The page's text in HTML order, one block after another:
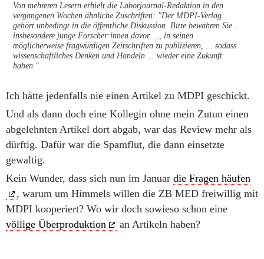
Von mehreren Lesern erhielt die Laborjournal-Redaktion in den
vergangenen Wochen ähnliche Zuschriften: "Der MDPI-Verlag
gehört unbedingt in die öffentliche Diskussion. Bitte bewahren Sie ...
insbesondere junge Forscher:innen davor ..., in seinen
möglicherweise fragwürdigen Zeitschriften zu publizieren, ... sodass
wissenschaftliches Denken und Handeln ... wieder eine Zukunft
haben."
Ich hätte jedenfalls nie einen Artikel zu MDPI geschickt.
Und als dann doch eine Kollegin ohne mein Zutun einen
abgelehnten Artikel dort abgab, war das Review mehr als
dürftig. Dafür war die Spamflut, die dann einsetzte
gewaltig.
Kein Wunder, dass sich nun im Januar die Fragen häufen
, warum um Himmels willen die ZB MED freiwillig mit
MDPI kooperiert? Wo wir doch sowieso schon eine
völlige Überproduktion
an Artikeln haben?